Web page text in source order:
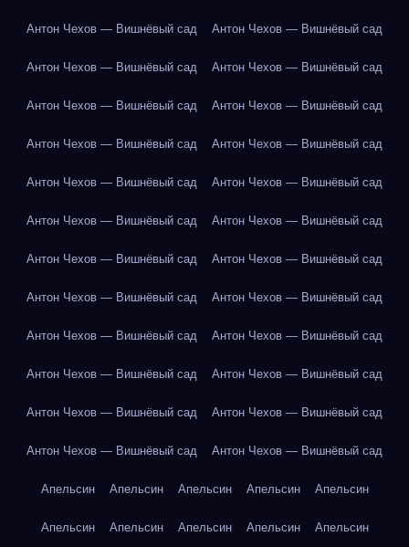
Антон Чехов — Вишнёвый сад Антон Чехов — Вишнёвый сад
Антон Чехов — Вишнёвый сад Антон Чехов — Вишнёвый сад
Антон Чехов — Вишнёвый сад Антон Чехов — Вишнёвый сад
Антон Чехов — Вишнёвый сад Антон Чехов — Вишнёвый сад
Антон Чехов — Вишнёвый сад Антон Чехов — Вишнёвый сад
Антон Чехов — Вишнёвый сад Антон Чехов — Вишнёвый сад
Антон Чехов — Вишнёвый сад Антон Чехов — Вишнёвый сад
Антон Чехов — Вишнёвый сад Антон Чехов — Вишнёвый сад
Антон Чехов — Вишнёвый сад Антон Чехов — Вишнёвый сад
Антон Чехов — Вишнёвый сад Антон Чехов — Вишнёвый сад
Антон Чехов — Вишнёвый сад Антон Чехов — Вишнёвый сад
Антон Чехов — Вишнёвый сад Антон Чехов — Вишнёвый сад
Апельсин Апельсин Апельсин Апельсин Апельсин
Апельсин Апельсин Апельсин Апельсин Апельсин